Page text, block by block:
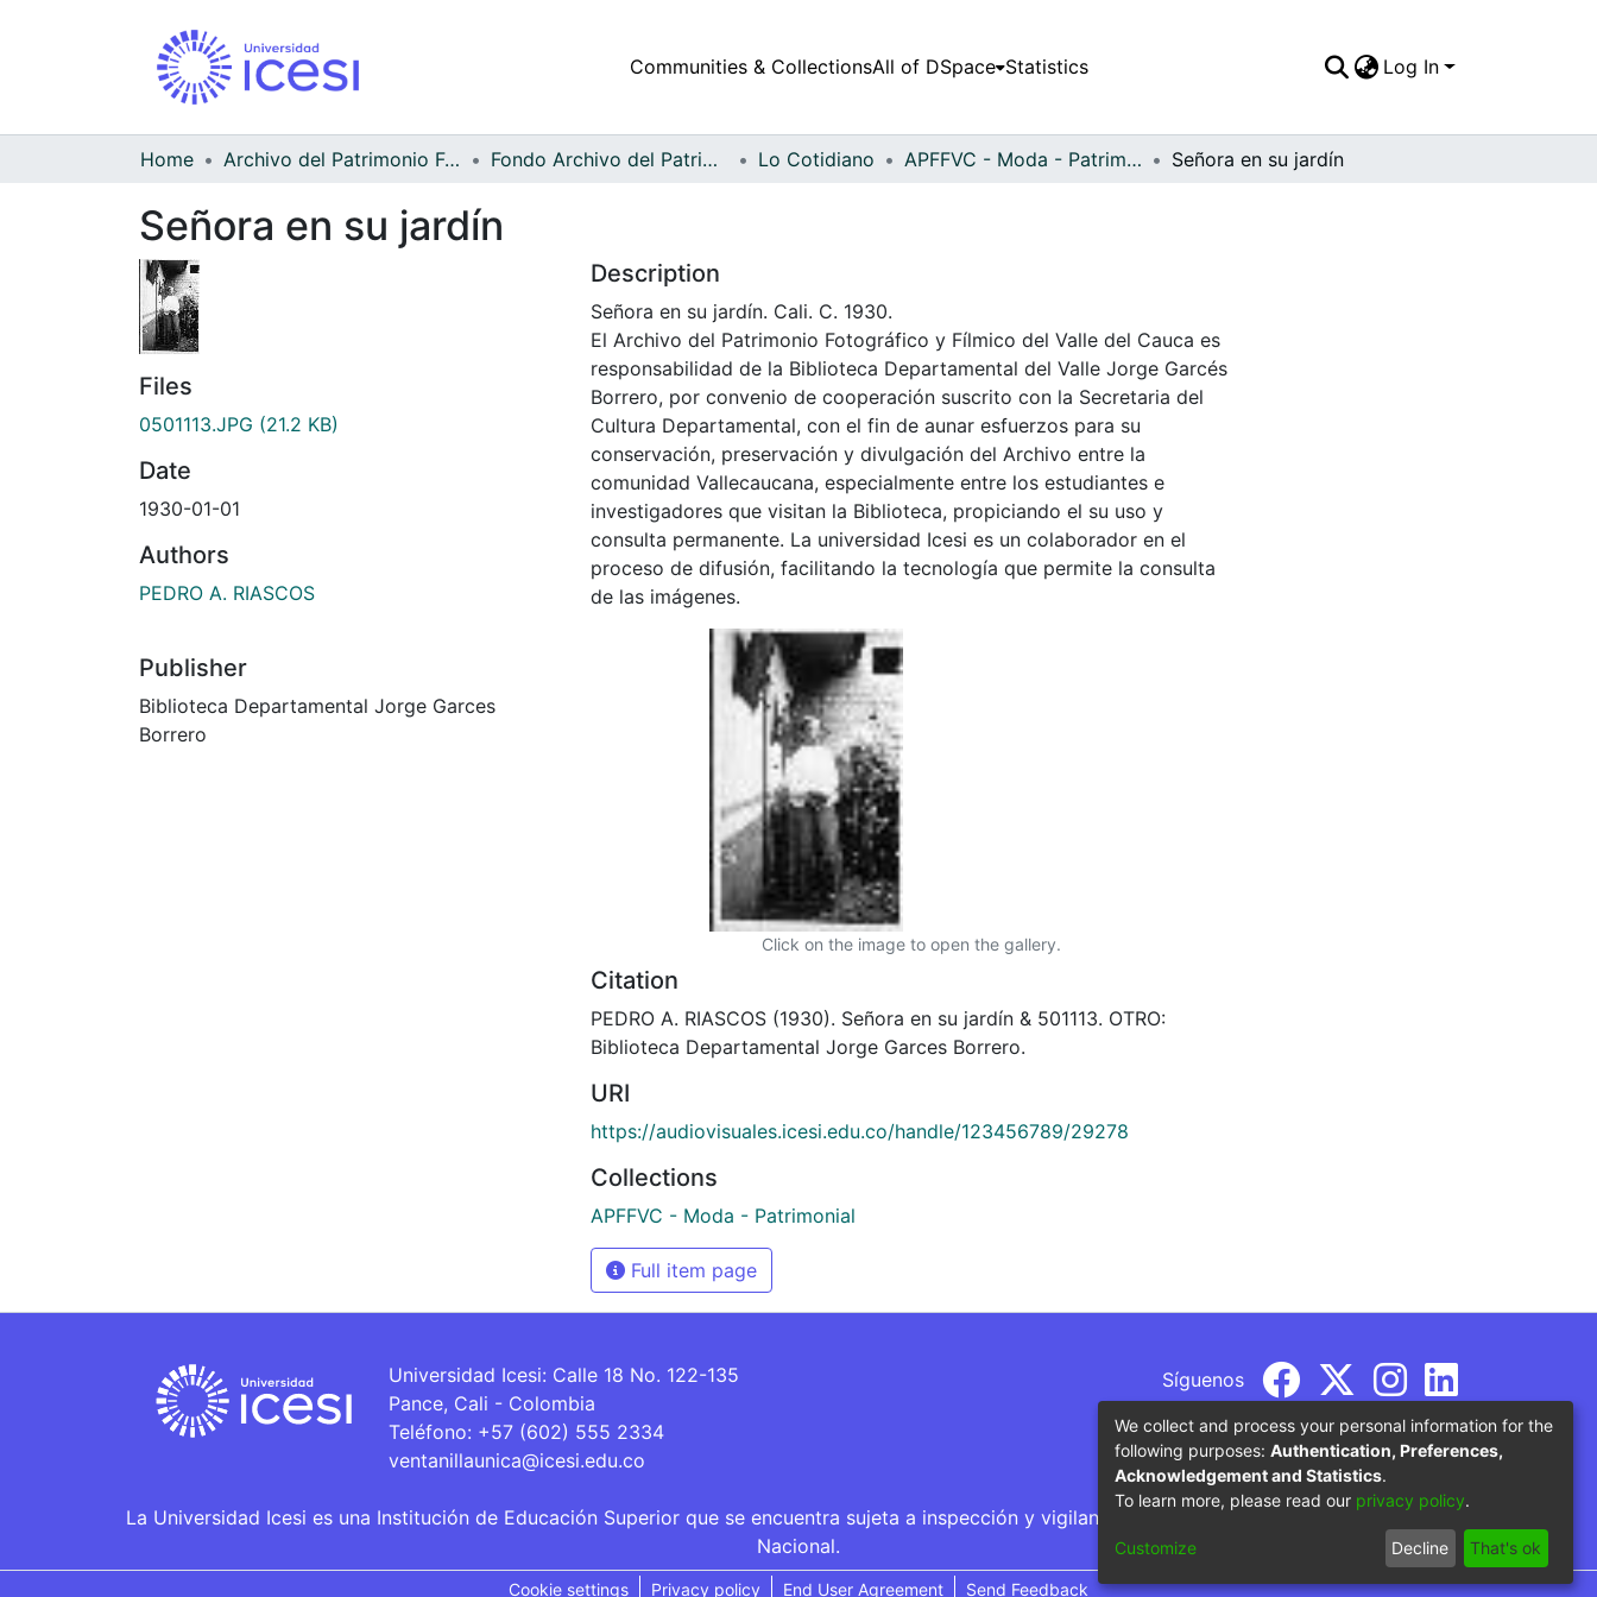
Communities & CollectionsAll of DSpace Statistics Log In
Home Archivo del Patrimonio Fotográfico y Fílmico del Valle del Cauca Fondo Archivo del Patrimonio Fotográfico y Fílmico del Valle del Cauca Lo Cotidiano APFFVC - Moda - Patrimonial Señora en su jardín
Señora en su jardín
Files
0501113.JPG (21.2 KB)
Date
1930-01-01
Authors
PEDRO A. RIASCOS
Publisher
Biblioteca Departamental Jorge Garces
Borrero
Description
Señora en su jardín. Cali. C. 1930.
El Archivo del Patrimonio Fotográfico y Fílmico del Valle del Cauca es
responsabilidad de la Biblioteca Departamental del Valle Jorge Garcés
Borrero, por convenio de cooperación suscrito con la Secretaria del
Cultura Departamental, con el fin de aunar esfuerzos para su
conservación, preservación y divulgación del Archivo entre la
comunidad Vallecaucana, especialmente entre los estudiantes e
investigadores que visitan la Biblioteca, propiciando el su uso y
consulta permanente. La universidad Icesi es un colaborador en el
proceso de difusión, facilitando la tecnología que permite la consulta
de las imágenes.
Click on the image to open the gallery.
Citation
PEDRO A. RIASCOS (1930). Señora en su jardín & 501113. OTRO:
Biblioteca Departamental Jorge Garces Borrero.
URI
https://audiovisuales.icesi.edu.co/handle/123456789/29278
Collections
APFFVC - Moda - Patrimonial
Full item page
Universidad Icesi: Calle 18 No. 122-135
Pance, Cali - Colombia
Teléfono: +57 (602) 555 2334
ventanillaunica@icesi.edu.co
Síguenos
La Universidad Icesi es una Institución de Educación Superior que se encuentra sujeta a inspección y vigilancia por parte del Ministerio de Educación
Nacional.
Cookie settings Privacy policy End User Agreement Send Feedback
We collect and process your personal information for the
following purposes: Authentication, Preferences,
Acknowledgement and Statistics.
To learn more, please read our privacy policy.
Customize Decline That's ok